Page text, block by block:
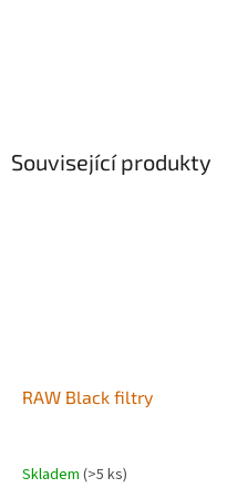
Související produkty
RAW Black filtry
Skladem (>5 ks)